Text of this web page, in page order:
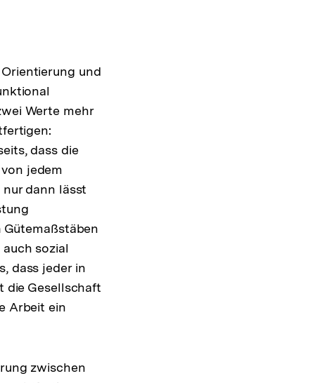
und
Werte mehr
dass die
jedem
dann lässt
sozial
dass jeder in
die Gesellschaft
Arbeit ein
zwischen